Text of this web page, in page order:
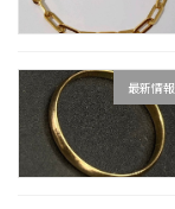
最新情報